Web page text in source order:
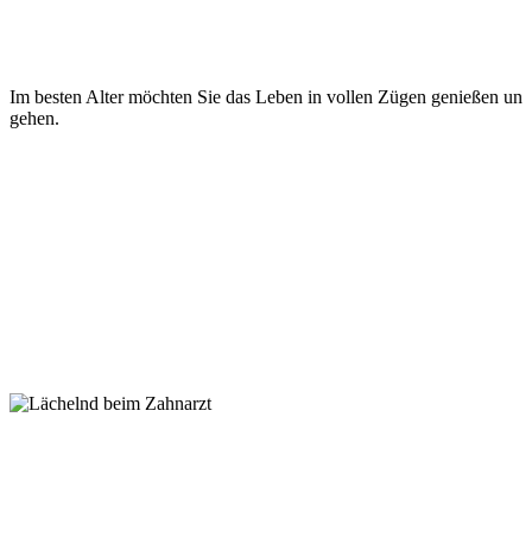
Im besten Alter möchten Sie das Leben in vollen Zügen genießen
gehen.